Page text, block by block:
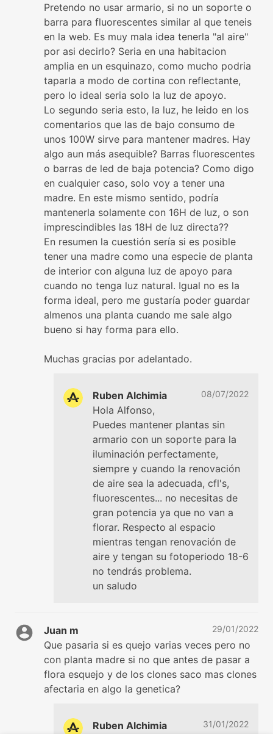
Pretendo no usar armario, si no un soporte o
barra para fluorescentes similar al que teneis
en la web. Es muy mala idea tenerla "al aire"
por asi decirlo? Seria en una habitacion
amplia en un esquinazo, como mucho podria
taparla a modo de cortina con reflectante,
pero lo ideal seria solo la luz de apoyo.
Lo segundo seria esto, la luz, he leido en los
comentarios que las de bajo consumo de
unos 100W sirve para mantener madres. Hay
algo aun más asequible? Barras fluorescentes
o barras de led de baja potencia? Como digo
en cualquier caso, solo voy a tener una
madre. En este mismo sentido, podría
mantenerla solamente con 16H de luz, o son
imprescindibles las 18H de luz directa??
En resumen la cuestión sería si es posible
tener una madre como una especie de planta
de interior con alguna luz de apoyo para
cuando no tenga luz natural. Igual no es la
forma ideal, pero me gustaría poder guardar
almenos una planta cuando me sale algo
bueno si hay forma para ello.
Muchas gracias por adelantado.
Ruben Alchimia 08/07/2022
Hola Alfonso,
Puedes mantener plantas sin
armario con un soporte para la
iluminación perfectamente,
siempre y cuando la renovación
de aire sea la adecuada, cfl's,
fluorescentes... no necesitas de
gran potencia ya que no van a
florar. Respecto al espacio
mientras tengan renovación de
aire y tengan su fotoperiodo 18-6
no tendrás problema.
un saludo
Juan m 29/01/2022
Que pasaria si es quejo varias veces pero no
con planta madre si no que antes de pasar a
flora esquejo y de los clones saco mas clones
afectaria en algo la genetica?
Ruben Alchimia 31/01/2022